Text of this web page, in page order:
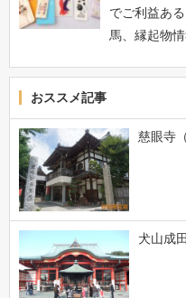
でご利益あ
馬、縁起物
おススメ記事
慈眼寺
犬山成